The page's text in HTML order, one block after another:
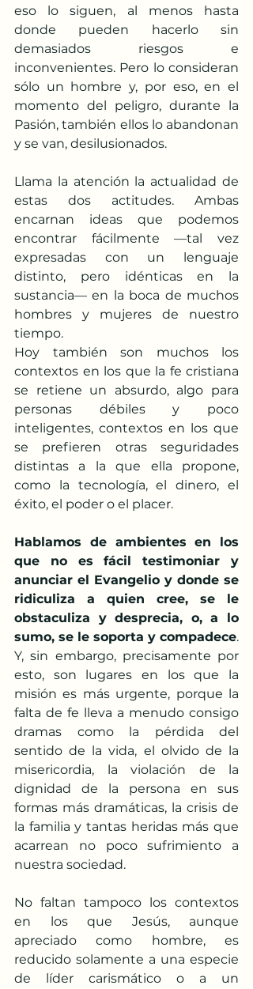
eso lo siguen, al menos hasta
donde pueden hacerlo sin
demasiados riesgos e
inconvenientes. Pero lo consideran
sólo un hombre y, por eso, en el
momento del peligro, durante la
Pasión, también ellos lo abandonan
y se van, desilusionados.
Llama la atención la actualidad de
estas dos actitudes. Ambas
encarnan ideas que podemos
encontrar fácilmente —tal vez
expresadas con un lenguaje
distinto, pero idénticas en la
sustancia— en la boca de muchos
hombres y mujeres de nuestro
tiempo.
Hoy también son muchos los
contextos en los que la fe cristiana
se retiene un absurdo, algo para
personas débiles y poco
inteligentes, contextos en los que
se prefieren otras seguridades
distintas a la que ella propone,
como la tecnología, el dinero, el
éxito, el poder o el placer.
Hablamos de ambientes en los
que no es fácil testimoniar y
anunciar el Evangelio y donde se
ridiculiza a quien cree, se le
obstaculiza y desprecia, o, a lo
sumo, se le soporta y compadece.
Y, sin embargo, precisamente por
esto, son lugares en los que la
misión es más urgente, porque la
falta de fe lleva a menudo consigo
dramas como la pérdida del
sentido de la vida, el olvido de la
misericordia, la violación de la
dignidad de la persona en sus
formas más dramáticas, la crisis de
la familia y tantas heridas más que
acarrean no poco sufrimiento a
nuestra sociedad.
No faltan tampoco los contextos
en los que Jesús, aunque
apreciado como hombre, es
reducido solamente a una especie
de líder carismático o a un